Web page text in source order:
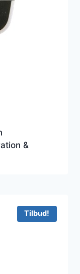
&
Tilbud!